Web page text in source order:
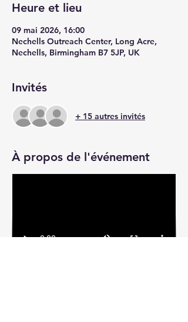
Heure et lieu
09 mai 2026, 16:00
Nechells Outreach Center, Long Acre,
Nechells, Birmingham B7 5JP, UK
Invités
+ 15 autres invités
À propos de l'événement